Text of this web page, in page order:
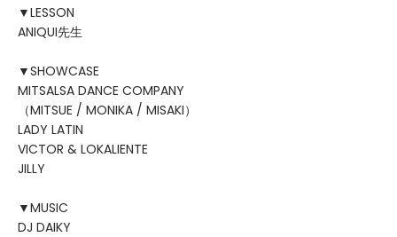
▼LESSON
ANIQUI先生
▼SHOWCASE
MITSALSA DANCE COMPANY
（MITSUE / MONIKA / MISAKI）
LADY LATIN
VICTOR & LOKALIENTE
JILLY
▼MUSIC
DJ DAIKY